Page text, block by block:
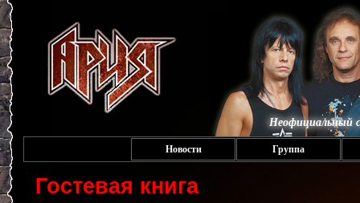
Неофициальный
Новости Группа
Гостевая книга